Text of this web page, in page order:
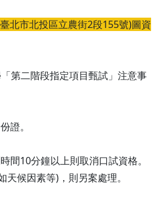
北市北投區立農街2段155號)圖資
第二階段指定項目甄試」注意事
證。
間10分鐘以上則取消口試資格。
候因素等)，則另案處理。